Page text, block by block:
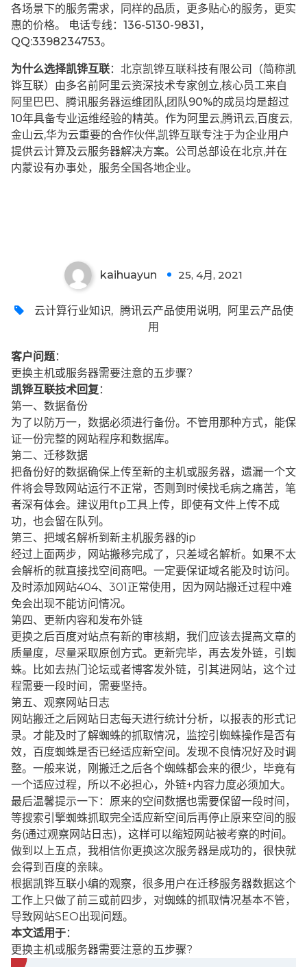
各场景下的服务需求，同样的品质，更多贴心的服务，更实
惠的价格。 电话专线：136-5130-9831，
QQ:3398234753。
为什么选择凯铧互联：北京凯铧互联科技有限公司（简称凯
铧互联）由多名前阿里云资深技术专家创立,核心员工来自
阿里巴巴、腾讯服务器运维团队,团队90%的成员均是超过
10年具备专业运维经验的精英。作为阿里云,腾讯云,百度云,
金山云,华为云重要的合作伙伴,凯铧互联专注于为企业用户
提供云计算及云服务器解决方案。公司总部设在北京,并在
内蒙设有办事处，服务全国各地企业。
kaihuayun 25, 4月, 2021
云计算行业知识, 腾讯云产品使用说明,
阿里云产品使
用
客户问题：
更换主机或服务器需要注意的五步骤?
凯铧互联技术回复 ：
第一、数据备份
为了以防万一，数据必须进行备份。不管用那种方式，能保
证一份完整的网站程序和数据库。
第二、迁移数据
把备份好的数据确保上传至新的主机或服务器，遗漏一个文
件将会导致网站运行不正常，否则到时候找毛病之痛苦，笔
者深有体会。建议用ftp工具上传，即使有文件上传不成
功，也会留在队列。
第三、把域名解析到新主机服务器的ip
经过上面两步，网站搬移完成了，只差域名解析。如果不太
会解析的就直接找空间商吧。一定要保证域名能及时访问。
及时添加网站404、301正常使用，因为网站搬迁过程中难
免会出现不能访问情况。
第四、更新内容和发布外链
更换之后百度对站点有新的审核期，我们应该去提高文章的
质量度，尽量采取原创方式。更新完毕，再去发外链，引蜘
蛛。比如去热门论坛或者博客发外链，引其进网站，这个过
程需要一段时间，需要坚持。
第五、观察网站日志
网站搬迁之后网站日志每天进行统计分析，以报表的形式记
录。才能及时了解蜘蛛的抓取情况，监控引蜘蛛操作是否有
效，百度蜘蛛是否已经适应新空间。发现不良情况好及时调
整。一般来说，刚搬迁之后各个蜘蛛都会来的很少，毕竟有
一个适应过程，所以不必担心，外链+内容力度必须加大。
最后温馨提示一下：原来的空间数据也需要保留一段时间，
等搜索引擎蜘蛛抓取完全适应新空间后再停止原来空间的服
务(通过观察网站日志)，这样可以缩短网站被考察的时间。
做到以上五点，我相信你更换这次服务器是成功的，很快就
会得到百度的亲睐。
根据凯铧互联小编的观察，很多用户在迁移服务器数据这个
工作上只做了前三或前四步，对蜘蛛的抓取情况基本不管，
导致网站SEO出现问题。
本文适用于：
更换主机或服务器需要注意的五步骤?